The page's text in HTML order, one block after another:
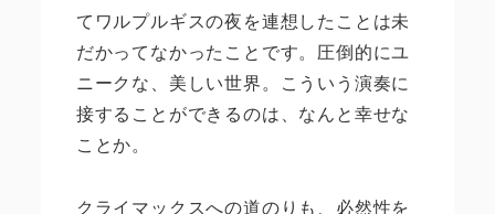
てワルプルギスの夜を連想したことは未
だかってなかったことです。圧倒的にユ
ニークな、美しい世界。こういう演奏に
接することができるのは、なんと幸せな
ことか。
クライマックスへの道のりも、必然性を